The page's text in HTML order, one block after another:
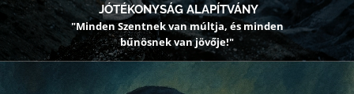
JÓTÉKONYSÁG ALAPÍTVÁNY
"Minden Szentnek van múltja, és minden
bűnösnek van jövője!"